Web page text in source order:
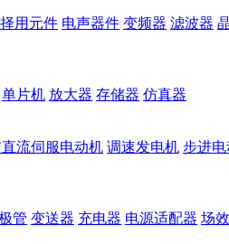
用元件 电声器件 变频器 滤波器
单片机 放大器 存储器 仿真器
流伺服电动机 调速发电机 步进
管 变送器 充电器 电源适配器 场